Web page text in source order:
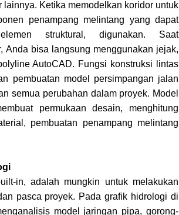
Ketika memodelkan koridor untuk
penampang melintang yang dapat
struktural, digunakan. Saat
Anda bisa langsung menggunakan jejak,
AutoCAD. Fungsi konstruksi lintas
pembuatan model persimpangan jalan
semua perubahan dalam proyek. Model
permukaan desain, menghitung
pembuatan penampang melintang
in, adalah mungkin untuk melakukan
pasca proyek. Pada grafik hidrologi di
model jaringan pipa, gorong-